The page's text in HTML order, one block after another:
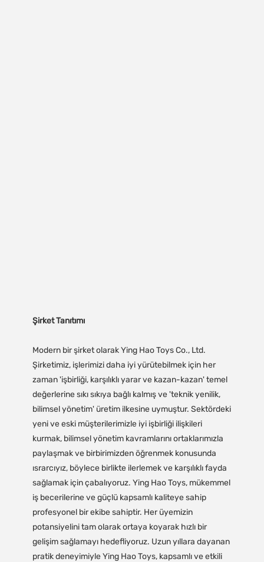
Şirket Tanıtımı
Modern bir şirket olarak Ying Hao Toys Co., Ltd.
Şirketimiz, işlerimizi daha iyi yürütebilmek için her
zaman 'işbirliği, karşılıklı yarar ve kazan-kazan' temel
değerlerine sıkı sıkıya bağlı kalmış ve 'teknik yenilik,
bilimsel yönetim' üretim ilkesine uymuştur. Sektördeki
yeni ve eski müşterilerimizle iyi işbirliği ilişkileri
kurmak, bilimsel yönetim kavramlarını ortaklarımızla
paylaşmak ve birbirimizden öğrenmek konusunda
ısrarcıyız, böylece birlikte ilerlemek ve karşılıklı fayda
sağlamak için çabalıyoruz. Ying Hao Toys, mükemmel
iş becerilerine ve güçlü kapsamlı kaliteye sahip
profesyonel bir ekibe sahiptir. Her üyemizin
potansiyelini tam olarak ortaya koyarak hızlı bir
gelişim sağlamayı hedefliyoruz. Uzun yıllara dayanan
pratik deneyimiyle Ying Hao Toys, kapsamlı ve etkili